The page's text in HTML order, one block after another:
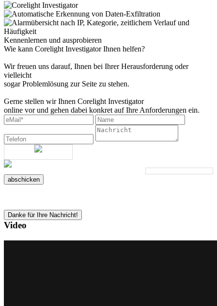
Kennenlernen und ausprobieren
Wie kann Corelight Investigator Ihnen helfen?
Wir freuen uns darauf, Ihnen bei Ihrer Herausforderung oder
vielleicht
sogar Problemlösung zur Seite zu stehen.
Gerne stellen wir Ihnen Corelight Investigator
online vor und gehen dabei konkret auf Ihre Anforderungen ein.
abschicken
Danke für Ihre Nachricht!
Video